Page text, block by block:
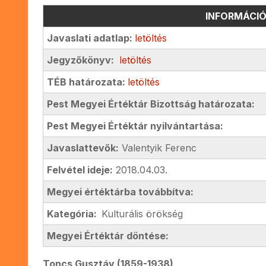
Javaslati adatlap: letöltés
Jegyzőkönyv: letöltés
TÉB határozata: letöltés
Pest Megyei Értéktár Bizottság határozata:
Pest Megyei Értéktár nyilvántartása:
Javaslattevők: Valentyik Ferenc
Felvétel ideje: 2018.04.03.
Megyei értéktárba továbbítva:
Kategória: Kulturális örökség
Megyei Értéktár döntése:
Toncs Gusztáv (1859-1938)